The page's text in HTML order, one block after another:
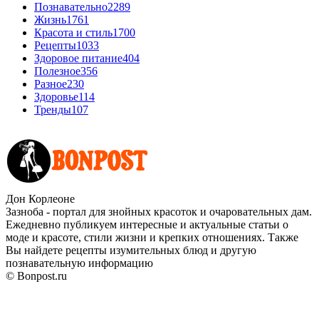
Познавательно2289
Жизнь1761
Красота и стиль1700
Рецепты1033
Здоровое питание404
Полезное356
Разное230
Здоровье114
Тренды107
Дон Корлеоне
Зазноба - портал для знойных красоток и очаровательных дам.
Ежедневно публикуем интересные и актуальные статьи о
моде и красоте, стили жизни и крепких отношениях. Также
Вы найдете рецепты изумительных блюд и другую
познавательную информацию
© Bonpost.ru